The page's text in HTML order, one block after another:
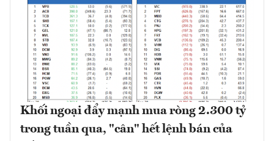
Khối ngoại đẩy mạnh mua ròng 2.300 tỷ
trong tuần qua, "cân" hết lệnh bán của